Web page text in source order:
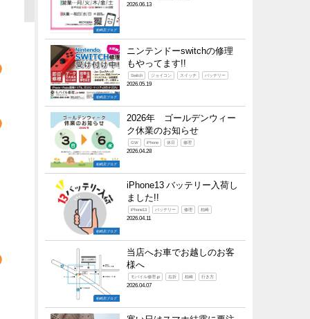
柏崎店ブログ
2026.06.13
柏崎店ブログ
ニンテンドーswitchの修理
もやってます!!
Switch ジョイコン スイッチ バッテリー
2026.05.19
柏崎店ブログ
2026年 ゴールデンウィー
ク休業のお知らせ
GW iPhone 休日 修理
2026.04.28
柏崎店ブログ
iPhone13 バッテリー入荷し
ました!!
iPhone13 バッテリー 修理 柏崎
2026.04.11
柏崎店ブログ
当店へお車でお越しのお客
様へ
モバイル修理.jp 右折 柏崎 行き方
2026.04.07